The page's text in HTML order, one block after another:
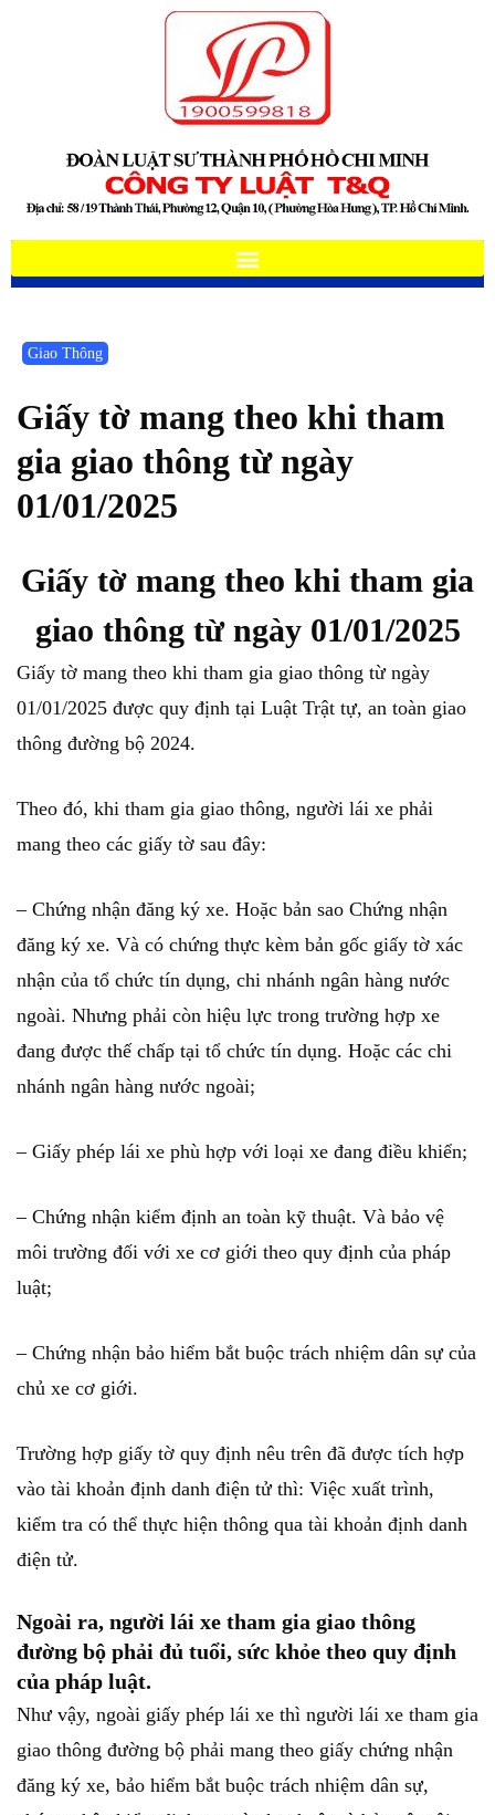
Giao Thông
Giấy tờ mang theo khi tham
gia giao thông từ ngày
01/01/2025
Giấy tờ mang theo khi tham gia
giao thông từ ngày 01/01/2025
Giấy tờ mang theo khi tham gia giao thông từ ngày
01/01/2025 được quy định tại Luật Trật tự, an toàn giao
thông đường bộ 2024.
Theo đó, khi tham gia giao thông, người lái xe phải
mang theo các giấy tờ sau đây:
– Chứng nhận đăng ký xe. Hoặc bản sao Chứng nhận
đăng ký xe. Và có chứng thực kèm bản gốc giấy tờ xác
nhận của tổ chức tín dụng, chi nhánh ngân hàng nước
ngoài. Nhưng phải còn hiệu lực trong trường hợp xe
đang được thế chấp tại tổ chức tín dụng. Hoặc các chi
nhánh ngân hàng nước ngoài;
– Giấy phép lái xe phù hợp với loại xe đang điều khiển;
– Chứng nhận kiểm định an toàn kỹ thuật. Và bảo vệ
môi trường đối với xe cơ giới theo quy định của pháp
luật;
– Chứng nhận bảo hiểm bắt buộc trách nhiệm dân sự của
chủ xe cơ giới.
Trường hợp giấy tờ quy định nêu trên đã được tích hợp
vào tài khoản định danh điện tử thì: Việc xuất trình,
kiểm tra có thể thực hiện thông qua tài khoản định danh
điện tử.
Ngoài ra, người lái xe tham gia giao thông
đường bộ phải đủ tuổi, sức khỏe theo quy định
của pháp luật.
Như vậy, ngoài giấy phép lái xe thì người lái xe tham gia
giao thông đường bộ phải mang theo giấy chứng nhận
đăng ký xe, bảo hiểm bắt buộc trách nhiệm dân sự,